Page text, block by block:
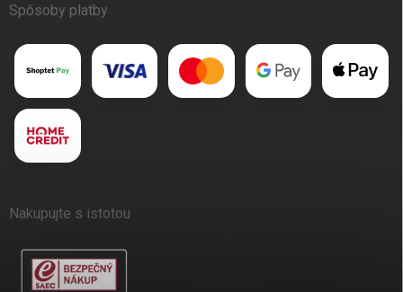
Spôsoby platby
Nakupujte s istotou